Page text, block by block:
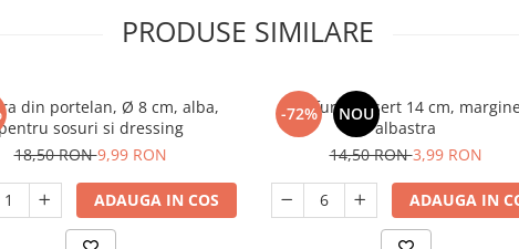
PRODUSE SIMILARE
din portelan, Ø 8 cm, alba,
sosuri si dressing
18,50 RON9,99 RON
ADAUGA IN COS
-72% NOU
Farfurie desert 14 cm,
albastra
14,50 RON3,99 RON
ADAUGA IN